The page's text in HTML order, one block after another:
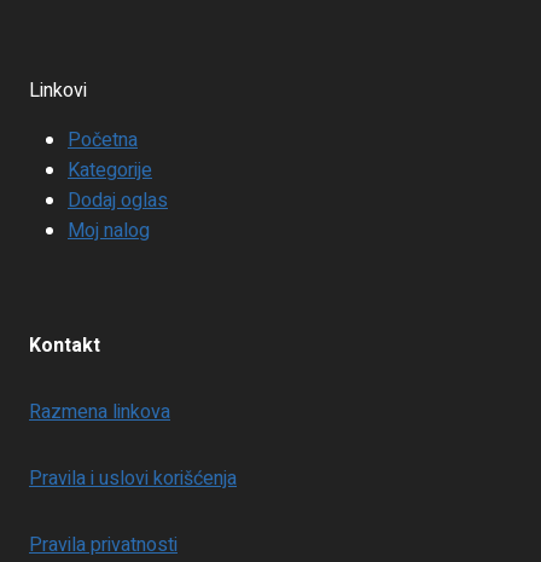
Linkovi
Početna
Kategorije
Dodaj oglas
Moj nalog
Kontakt
Razmena linkova
Pravila i uslovi korišćenja
Pravila privatnosti